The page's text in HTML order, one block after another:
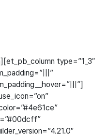
type=”1_3″